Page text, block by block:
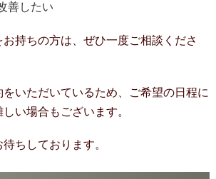
善したい
持ちの方は、ぜひ一度ご相談くださ
いただいているため、ご希望の日程に
い場合もございます。
ちしております。